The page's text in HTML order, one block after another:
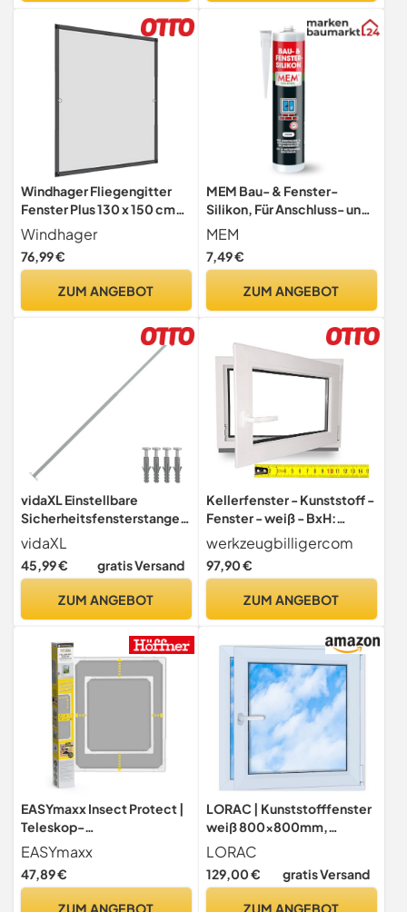
Dachfenster
Mückenschutz(150X180CM
Windhager Fliegengitter
Fenster Plus 130 x 150 cm
Anthrazit, Teleskop
Spannrahmen ohne Bohren,
Aluminium, stufenlos
Fenster, Mückenschutz,
Windhager
76,99 €
ZUM ANGEBOT
MEM Bau- & Fenster-
Silikon, Für Anschluss- und
Dehnungsfugen im
Baubereich, Im Innen- und
Außenbereich einsetzbar,
witterungsbeständig,
Lösemittelfrei, 300 ml
Kartusche, Weiß
MEM
7,49 €
ZUM ANGEBOT
vidaXL Einstellbare
Sicherheitsfensterstange,
Silber, 710–1200 mm, Stahl,
Quadratischer Schutz,
Sicherheitsbarriere für
Schuppen, Kinderschutz,
vidaXL
45,99 € gratis Versand
ZUM ANGEBOT
Kellerfenster - Kunststoff -
Fenster - weiß - BxH:
70X55 cm - DIN Rechts - 2-
Fach Verglasung -
Wunschmaße ohne
werkzeugbilligercom
97,90 €
ZUM ANGEBOT
EASYmaxx Insect Protect |
Teleskop-
Insektenschutzgitter |
Fliegengitter Fenster | mit
vormontierten Rahmen |
EASYmaxx
47,89 €
ZUM ANGEBOT
LORAC | Kunststofffenster
weiß 800x800mm,
80x80cm, PCV, DIN
Rechts, kippbar &
ausstellbar, 2-fach
LORAC
129,00 € gratis Versand
ZUM ANGEBOT